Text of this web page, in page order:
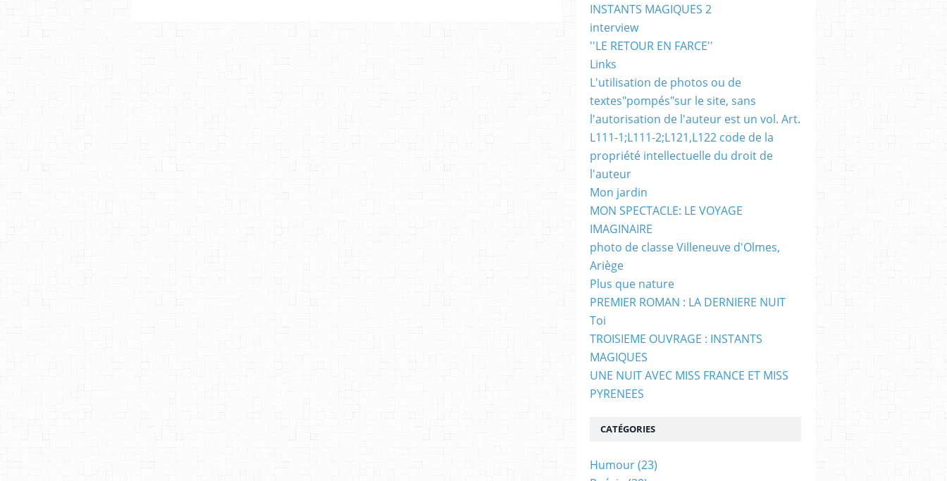
INSTANTS MAGIQUES 2
interview
''LE RETOUR EN FARCE''
Links
L'utilisation de photos ou de
textes"pompés"sur le site, sans
l'autorisation de l'auteur est un vol. Art.
L111-1;L111-2;L121,L122 code de la
propriété intellectuelle du droit de
l'auteur
Mon jardin
MON SPECTACLE: LE VOYAGE
IMAGINAIRE
photo de classe Villeneuve d'Olmes,
Ariège
Plus que nature
PREMIER ROMAN : LA DERNIERE NUIT
Toi
TROISIEME OUVRAGE : INSTANTS
MAGIQUES
UNE NUIT AVEC MISS FRANCE ET MISS
PYRENEES
CATÉGORIES
Humour(23)